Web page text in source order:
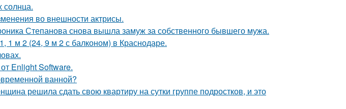
солнца.
во внешности актрисы.
Степанова снова вышла замуж за собственного бывшего мужа.
1 м 2 (24, 9 м 2 с балконом) в Краснодаре.
Enlight Software.
ванной?
решила сдать свою квартиру на сутки группе подростков, и это